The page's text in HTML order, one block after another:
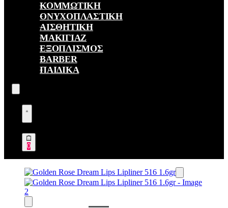
ΚΟΜΜΩΤΙΚΗ
ΟΝΥΧΟΠΛΑΣΤΙΚΗ
ΑΙΣΘΗΤΙΚΗ
ΜΑΚΙΓΙΑΖ
ΕΞΟΠΛΙΣΜΟΣ
BARBER
ΠΑΙΔΙΚΑ
Search
open
Open
details
0Open
cart